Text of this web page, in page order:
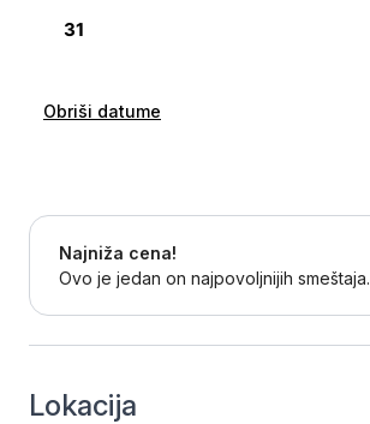
Obriši datume
Najniža cena!
Ovo je jedan on najpovoljnijih smeštaja.
Lokacija